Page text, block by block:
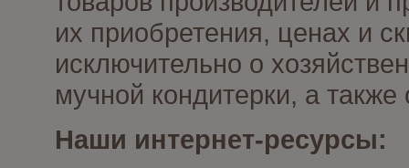
их приобретения, ценах и
исключительно о
мучной кондитерки, а
Наши интернет-ресурсы: